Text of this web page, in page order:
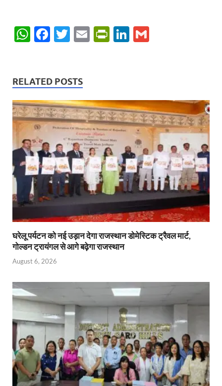
W
s
A
p
p
F
b
o
o
k
T
er
E
P
ie
n
dl
y
Li
dI
n
RELATED POSTS
घरेलू पर्यटन को नई उड़ान देगा राजस्थान डोमेस्टिक ट्रैवल मार्ट,
गोल्डन ट्रायंगल से आगे बढ़ेगा राजस्थान
August 6, 2026